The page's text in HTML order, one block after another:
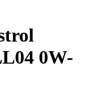
0W-